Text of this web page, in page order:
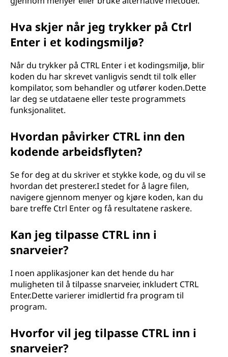
Hva skjer når jeg trykker på Ctrl
Enter i et kodingsmiljø?
Når du trykker på CTRL Enter i et kodingsmiljø, blir
koden du har skrevet vanligvis sendt til tolk eller
kompilator, som behandler og utfører koden.Dette
lar deg se utdataene eller teste programmets
funksjonalitet.
Hvordan påvirker CTRL inn den
kodende arbeidsflyten?
Se for deg at du skriver et stykke kode, og du vil se
hvordan det presterer.I stedet for å lagre filen,
navigere gjennom menyer og kjøre koden, kan du
bare treffe Ctrl Enter og få resultatene raskere.
Kan jeg tilpasse CTRL inn i
snarveier?
I noen applikasjoner kan det hende du har
muligheten til å tilpasse snarveier, inkludert CTRL
Enter.Dette varierer imidlertid fra program til
program.
Hvorfor vil jeg tilpasse CTRL inn i
snarveier?